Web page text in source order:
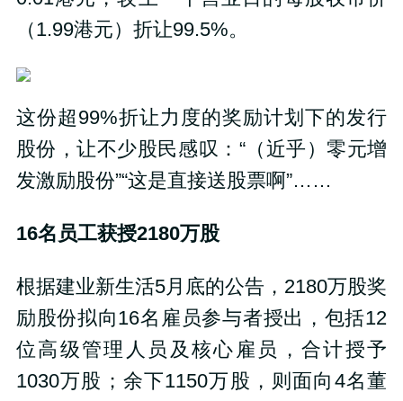
（1.99港元）折让99.5%。
这份超99%折让力度的奖励计划下的发行
股份，让不少股民感叹：“（近乎）零元增
发激励股份”“这是直接送股票啊”……
16名员工获授2180万股
根据建业新生活5月底的公告，2180万股奖
励股份拟向16名雇员参与者授出，包括12
位高级管理人员及核心雇员，合计授予
1030万股；余下1150万股，则面向4名董